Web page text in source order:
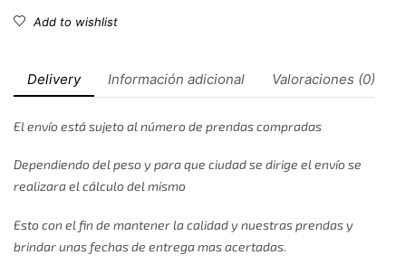
Add to wishlist
Delivery Información adicional Valoraciones (0)
El envío está sujeto al número de prendas compradas
Dependiendo del peso y para que ciudad se dirige el envío se
realizara el cálculo del mismo
Esto con el fin de mantener la calidad y nuestras prendas y
brindar unas fechas de entrega mas acertadas.